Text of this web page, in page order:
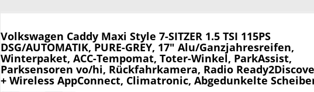
Volkswagen Caddy Maxi Style 7-SITZER 1.5 TSI 115PS
DSG/AUTOMATIK, PURE-GREY, 17" Alu/Ganzjahresreifen,
Winterpaket, ACC-Tempomat, Toter-Winkel, ParkAssist,
Parksensoren vo/hi, Rückfahrkamera, Radio
+ Wireless AppConnect, Climatronic, Abgedunkelte